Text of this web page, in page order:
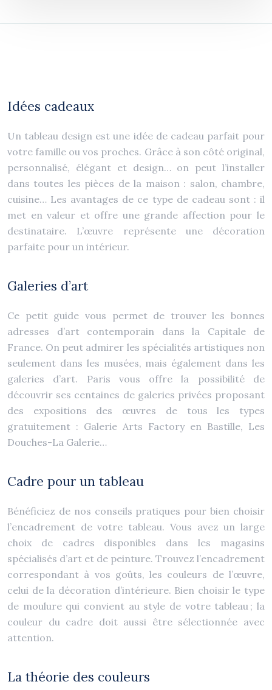
Idées cadeaux
Un tableau design est une idée de cadeau parfait pour
votre famille ou vos proches. Grâce à son côté original,
personnalisé, élégant et design… on peut l’installer
dans toutes les pièces de la maison : salon, chambre,
cuisine… Les avantages de ce type de cadeau sont : il
met en valeur et offre une grande affection pour le
destinataire. L’œuvre représente une décoration
parfaite pour un intérieur.
Galeries d’art
Ce petit guide vous permet de trouver les bonnes
adresses d’art contemporain dans la Capitale de
France. On peut admirer les spécialités artistiques non
seulement dans les musées, mais également dans les
galeries d’art. Paris vous offre la possibilité de
découvrir ses centaines de galeries privées proposant
des expositions des œuvres de tous les types
gratuitement : Galerie Arts Factory en Bastille, Les
Douches-La Galerie…
Cadre pour un tableau
Bénéficiez de nos conseils pratiques pour bien choisir
l’encadrement de votre tableau. Vous avez un large
choix de cadres disponibles dans les magasins
spécialisés d’art et de peinture. Trouvez l’encadrement
correspondant à vos goûts, les couleurs de l’œuvre,
celui de la décoration d’intérieure. Bien choisir le type
de moulure qui convient au style de votre tableau ; la
couleur du cadre doit aussi être sélectionnée avec
attention.
La théorie des couleurs